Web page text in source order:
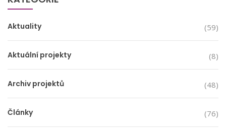
Aktuality (59)
Aktuální projekty (8)
Archiv projektů (48)
Články (76)